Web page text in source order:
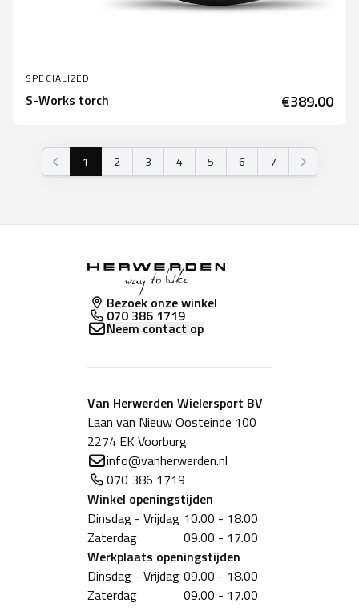
SPECIALIZED
S-Works torch €389.00
Vorige1 2 3 4 5 6 7 Volgende
Bezoek onze winkel
070 386 1719
Neem contact op
Van Herwerden Wielersport BV
Laan van Nieuw Oosteinde 100
2274 EK Voorburg
info@vanherwerden.nl
070 386 1719
Winkel openingstijden
Dinsdag - Vrijdag 10.00 - 18.00
Zaterdag
09.00 - 17.00
Werkplaats openingstijden
Dinsdag - Vrijdag 09.00 - 18.00
Zaterdag
09.00 - 17.00